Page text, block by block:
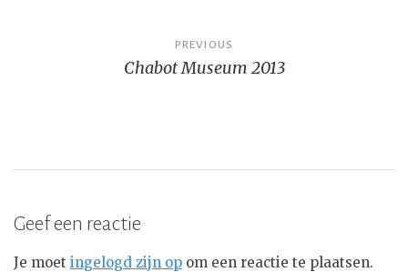
PREVIOUS
Chabot Museum 2013
Geef een reactie
Je moet ingelogd zijn op om een reactie te plaatsen.